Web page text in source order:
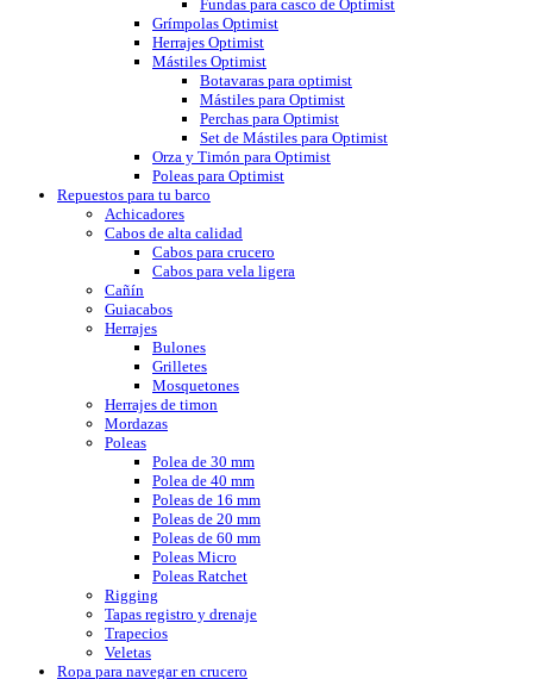
Fundas para casco de Optimist
Grímpolas Optimist
Herrajes Optimist
Mástiles Optimist
Botavaras para optimist
Mástiles para Optimist
Perchas para Optimist
Set de Mástiles para Optimist
Orza y Timón para Optimist
Poleas para Optimist
Repuestos para tu barco
Achicadores
Cabos de alta calidad
Cabos para crucero
Cabos para vela ligera
Cañín
Guiacabos
Herrajes
Bulones
Grilletes
Mosquetones
Herrajes de timon
Mordazas
Poleas
Polea de 30 mm
Polea de 40 mm
Poleas de 16 mm
Poleas de 20 mm
Poleas de 60 mm
Poleas Micro
Poleas Ratchet
Rigging
Tapas registro y drenaje
Trapecios
Veletas
Ropa para navegar en crucero